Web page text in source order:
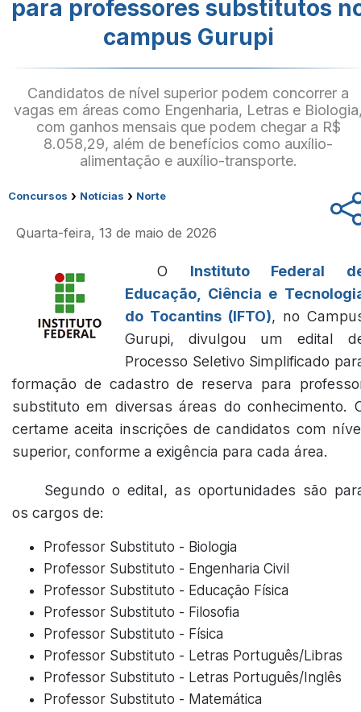
para professores substitutos
campus Gurupi
Candidatos de nível superior podem concorrer a
vagas em áreas como Engenharia, Letras e
com ganhos mensais que podem chegar a R$
8.058,29, além de benefícios como auxílio-
alimentação e auxílio-transporte.
Concursos › Notícias › Norte
Quarta-feira, 13 de maio de 2026
O Instituto Federal
Educação, Ciência e
do Tocantins (IFTO), no
Gurupi, divulgou um edital
Processo Seletivo Simplificado
formação de cadastro de reserva para
substituto em diversas áreas do conhecimento.
certame aceita inscrições de candidatos com
superior, conforme a exigência para cada área.
Segundo o edital, as oportunidades são
os cargos de:
Professor Substituto - Biologia
Professor Substituto - Engenharia Civil
Professor Substituto - Educação Física
Professor Substituto - Filosofia
Professor Substituto - Física
Professor Substituto - Letras Português/Libras
Professor Substituto - Letras Português/Inglês
Professor Substituto - Matemática